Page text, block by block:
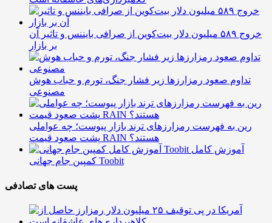
خروج ۵۸۹ میلیون دلار بیت‌کوین از صرافی بایننس و تاثیر آن
بر بازار
تداوم صعود رمزارزها زیر فشار جنگ، تورم و حباب هوش
مصنوعی
رین به فهرست رمزارزهای ترند بازار پیوست؛ چه عواملی
پشت صعود قیمت RAIN هستند؟
آموزش کامل
کمپین جام جهانی Toobit
پست های تصادفی